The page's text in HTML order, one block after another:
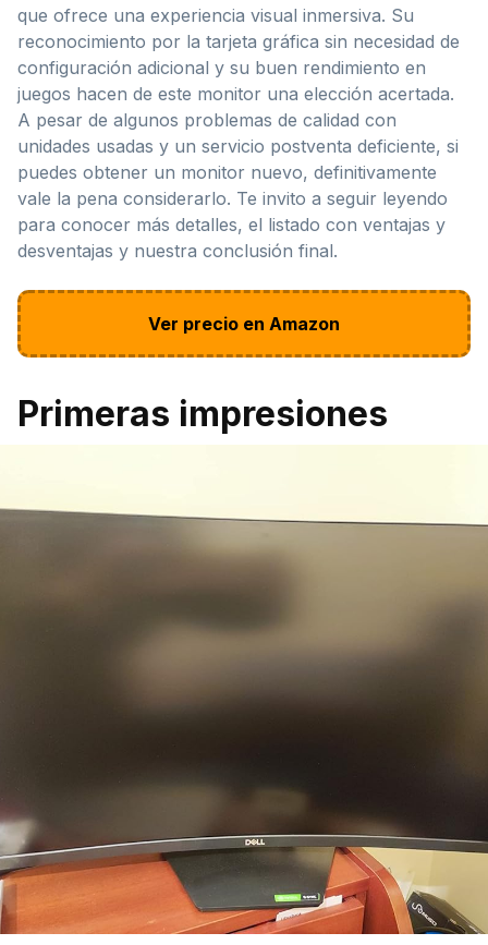
que ofrece una experiencia visual inmersiva. Su
reconocimiento por la tarjeta gráfica sin necesidad de
configuración adicional y su buen rendimiento en
juegos hacen de este monitor una elección acertada.
A pesar de algunos problemas de calidad con
unidades usadas y un servicio postventa deficiente, si
puedes obtener un monitor nuevo, definitivamente
vale la pena considerarlo. Te invito a seguir leyendo
para conocer más detalles, el listado con ventajas y
desventajas y nuestra conclusión final.
Ver precio en Amazon
Primeras impresiones